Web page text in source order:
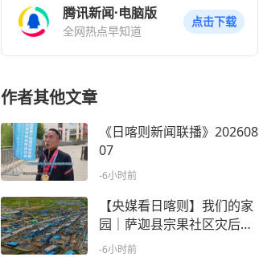
腾讯新闻·电脑版
全网热点早知道
点击下载
作者其他文章
《日喀则新闻联播》202608
07
-6小时前
【央媒看日喀则】我们的家
园｜萨迦县宗果社区灾后重
建纪实：重建的是家园 温暖
-6小时前